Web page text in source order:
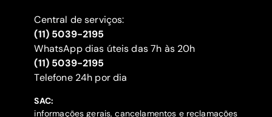
Central de serviços:
(11) 5039-2195
WhatsApp dias úteis das 7h às 20h
(11) 5039-2195
‍Telefone 24h por dia
SAC:
informações gerais, cancelamentos e reclamações